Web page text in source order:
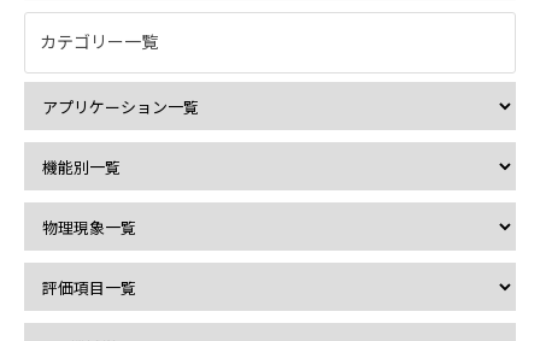
カテゴリー一覧